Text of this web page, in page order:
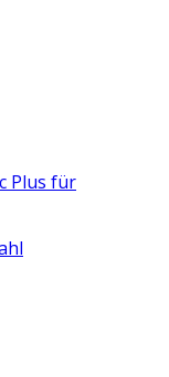
Plus für